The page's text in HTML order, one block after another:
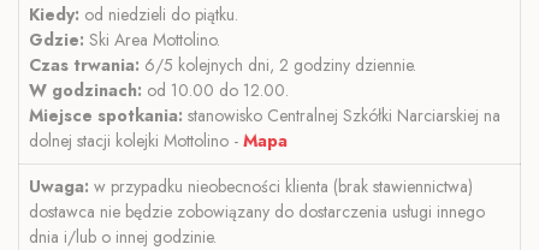
Kiedy: od niedzieli do piątku.
Gdzie: Ski Area Mottolino.
Czas trwania: 6/5 kolejnych dni, 2 godziny dziennie.
W godzinach: od 10.00 do 12.00.
Miejsce spotkania: stanowisko Centralnej Szkółki Narciarskiej na
dolnej stacji kolejki Mottolino - Mapa
Uwaga: w przypadku nieobecności klienta (brak stawiennictwa)
dostawca nie będzie zobowiązany do dostarczenia usługi innego
dnia i/lub o innej godzinie.